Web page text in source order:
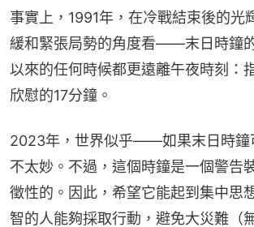
事實上，1991年，在冷戰結束後的
緩和緊張局勢的角度看——末日時鐘
以來的任何時候都更遠離午夜時刻：
欣慰的17分鐘。
2023年，世界似乎——如果末日時
不太妙。不過，這個時鐘是一個警告
徵性的。因此，希望它能起到集中思
智的人能夠採取行動，避免大災難（